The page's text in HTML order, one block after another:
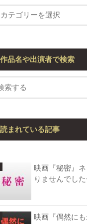
作品名や出演者で検索
読まれている記事
映画『秘密』
りませんでし
映画『偶然に